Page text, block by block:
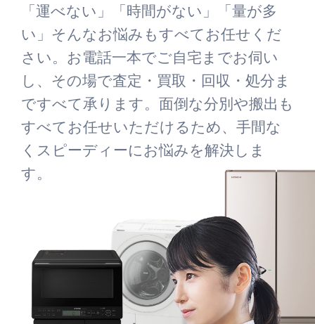
「運べない」「時間がない」「量が多
い」そんなお悩みもすべてお任せくだ
さい。お電話一本でご自宅までお伺い
し、その場で査定・買取・回収・処分ま
ですべて承ります。面倒な分別や搬出も
すべてお任せいただけるため、手間な
くスピーディーにお悩みを解決しま
す。